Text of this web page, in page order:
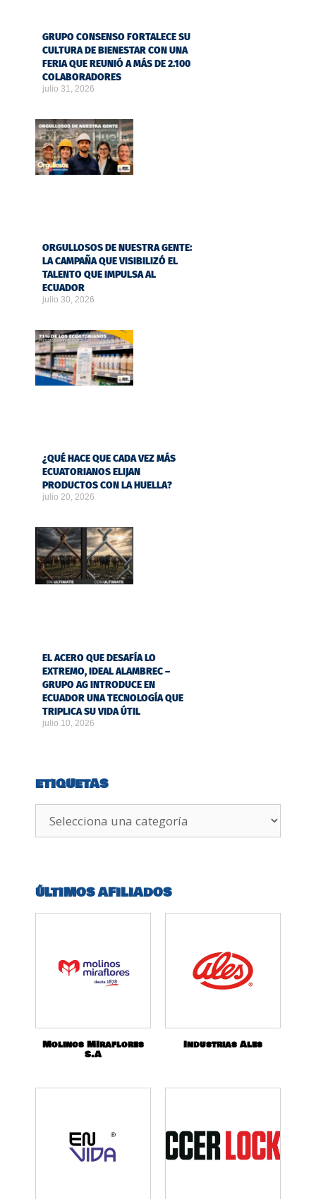
GRUPO CONSENSO FORTALECE SU
CULTURA DE BIENESTAR CON UNA
FERIA QUE REUNIÓ A MÁS DE 2.100
COLABORADORES
julio 31, 2026
ORGULLOSOS DE NUESTRA GENTE:
LA CAMPAÑA QUE VISIBILIZÓ EL
TALENTO QUE IMPULSA AL
ECUADOR
julio 30, 2026
¿QUÉ HACE QUE CADA VEZ MÁS
ECUATORIANOS ELIJAN
PRODUCTOS CON LA HUELLA?
julio 20, 2026
EL ACERO QUE DESAFÍA LO
EXTREMO, IDEAL ALAMBREC –
GRUPO AG INTRODUCE EN
ECUADOR UNA TECNOLOGÍA QUE
TRIPLICA SU VIDA ÚTIL
julio 10, 2026
ETIQUETAS
ÚLTIMOS AFILIADOS
Molinos MIraflores
S.A
Industrias Ales